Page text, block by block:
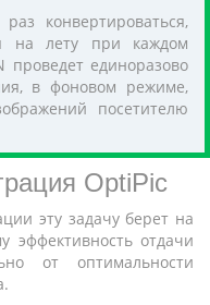
конвертироваться,
на лету при каждом
проведет единоразово
в фоновом режиме,
посетителю
OptiPic
эту задачу берет на
эффективность отдачи
от оптимальности